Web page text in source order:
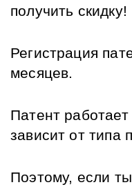
получить скидку!
Регистрация
месяцев.
Патент
зависит от типа
Поэтому, если